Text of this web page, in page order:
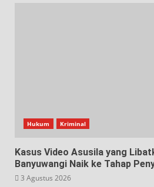
Hukum Kriminal
Kasus Video Asusila yang
Banyuwangi Naik ke Tahap
3 Agustus 2026